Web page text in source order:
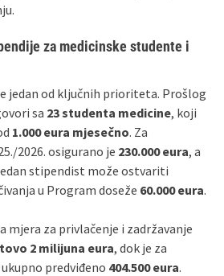
za medicinske studente i
jedan od ključnih prioriteta. Prošlog
sa 23 studenta medicine, koji
1.000 eura mjesečno. Za
2026. osigurano je 230.000 eura, a
stipendist može ostvariti
u Program doseže 60.000 eura.
mjera za privlačenje i zadržavanje
2 milijuna eura, dok je za
predviđeno 404.500 eura.